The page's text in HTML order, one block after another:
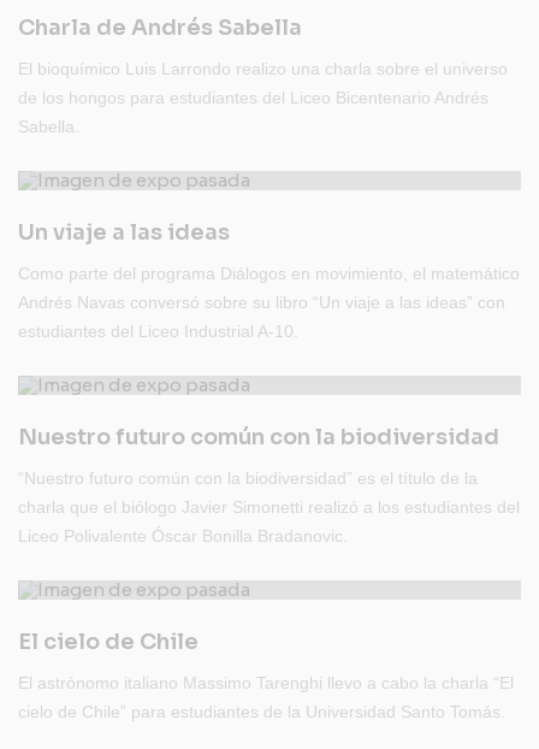
Charla de Andrés Sabella
El bioquímico Luis Larrondo realizo una charla sobre el universo
de los hongos para estudiantes del Liceo Bicentenario Andrés
Sabella.
Un viaje a las ideas
Como parte del programa Diálogos en movimiento, el matemático
Andrés Navas conversó sobre su libro “Un viaje a las ideas” con
estudiantes del Liceo Industrial A-10.
Nuestro futuro común con la biodiversidad
“Nuestro futuro común con la biodiversidad” es el título de la
charla que el biólogo Javier Simonetti realizó a los estudiantes del
Liceo Polivalente Óscar Bonilla Bradanovic.
El cielo de Chile
El astrónomo italiano Massimo Tarenghi llevo a cabo la charla “El
cielo de Chile” para estudiantes de la Universidad Santo Tomás.